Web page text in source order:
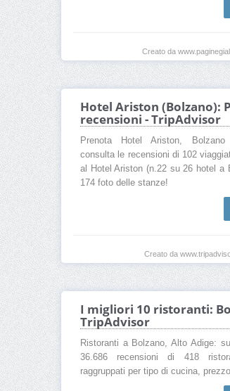
Creato da
Hotel Ariston (Bolzano):
recensioni - TripAdvisor
Prenota Hotel Ariston,
consulta le recensioni di 102
al Hotel Ariston (n.22 su 26 hotel a
174 foto delle stanze!
Creato da
I migliori 10 ristoranti:
TripAdvisor
Ristoranti a Bolzano, Alto Adige:
36.686 recensioni di 418
raggruppati per tipo di cucina,